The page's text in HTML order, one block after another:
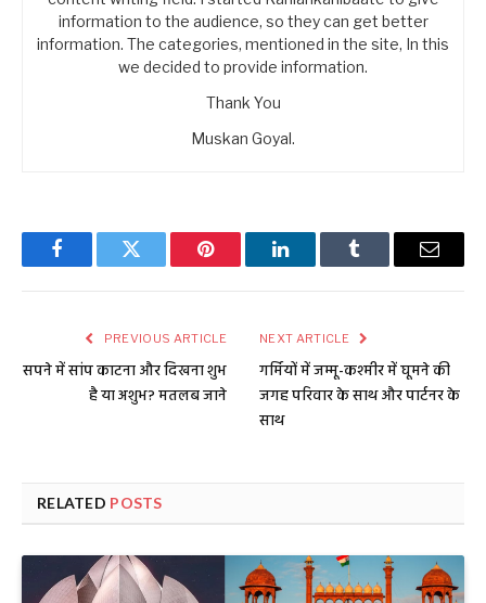
information to the audience, so they can get better
information. The categories, mentioned in the site, In this
we decided to provide information.
Thank You
Muskan Goyal.
FacebookTwitter Pinterest LinkedInTumblr Email
PREVIOUS ARTICLE
सपने में सांप काटना और दिखना शुभ
है या अशुभ? मतलब जाने
NEXT ARTICLE
गर्मियों में जम्मू-कश्मीर में घूमने की
जगह परिवार के साथ और पार्टनर के
साथ
RELATED POSTS